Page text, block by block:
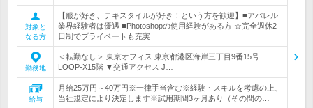
対象と
なる方
【服が好き、テキスタイルが好き！という方を歓迎】■アパレル
業界経験者は優遇 ■Photoshopの使用経験がある方 ☆完全週休2
日制でプライベートも充実
勤務地
＜転勤なし＞ 東京オフィス 東京都港区海岸三丁目9番15号
LOOP-X15階 ▼交通アクセス J…
給与
月給25万円～40万円※一律手当含む※経験・スキルを考慮の上、
当社規定により決定します※試用期間3ヶ月あり（その間の…